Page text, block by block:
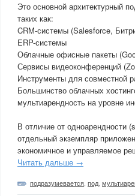
Это основной архитектурный
таких как:
CRM-системы (Salesforce,
ERP-системы
Облачные офисные пакеты
Сервисы видеоконференций
Инструменты для совместной
Большинство облачных
мультиарендность на уровне
В отличие от одноарендности
отдельный экземпляр
экономичное и управляемое
Читать дальше →
подразумевается под